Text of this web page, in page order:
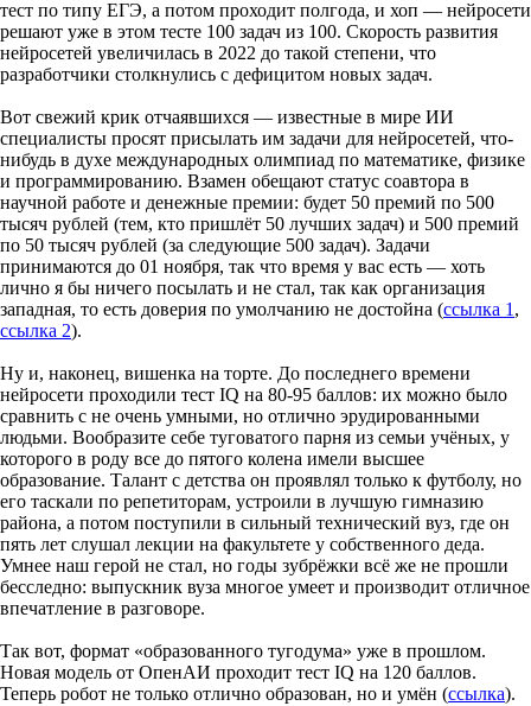
тест по типу ЕГЭ, а потом проходит полгода, и хоп — нейросети
решают уже в этом тесте 100 задач из 100. Скорость развития
нейросетей увеличилась в 2022 до такой степени, что
разработчики столкнулись с дефицитом новых задач.
Вот свежий крик отчаявшихся — известные в мире ИИ
специалисты просят присылать им задачи для нейросетей, что-
нибудь в духе международных олимпиад по математике, физике
и программированию. Взамен обещают статус соавтора в
научной работе и денежные премии: будет 50 премий по 500
тысяч рублей (тем, кто пришлёт 50 лучших задач) и 500 премий
по 50 тысяч рублей (за следующие 500 задач). Задачи
принимаются до 01 ноября, так что время у вас есть — хоть
лично я бы ничего посылать и не стал, так как организация
западная, то есть доверия по умолчанию не достойна (ссылка 1 ,
ссылка 2).
Ну и, наконец, вишенка на торте. До последнего времени
нейросети проходили тест IQ на 80-95 баллов: их можно было
сравнить с не очень умными, но отлично эрудированными
людьми. Вообразите себе туговатого парня из семьи учёных, у
которого в роду все до пятого колена имели высшее
образование. Талант с детства он проявлял только к футболу, но
его таскали по репетиторам, устроили в лучшую гимназию
района, а потом поступили в сильный технический вуз, где он
пять лет слушал лекции на факультете у собственного деда.
Умнее наш герой не стал, но годы зубрёжки всё же не прошли
бесследно: выпускник вуза многое умеет и производит отличное
впечатление в разговоре.
Так вот, формат «образованного тугодума» уже в прошлом.
Новая модель от ОпенАИ проходит тест IQ на 120 баллов.
Теперь робот не только отлично образован, но и умён (ссылка).